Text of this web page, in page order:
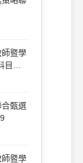
暨學
目
甄選
暨學